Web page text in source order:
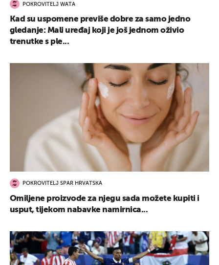
POKROVITELJ WATA
Kad su uspomene previše dobre za samo jedno
gledanje: Mali uređaj koji je još jednom oživio
trenutke s ple...
POKROVITELJ SPAR HRVATSKA
Omiljene proizvode za njegu sada možete kupiti i
usput, tijekom nabavke namirnica...